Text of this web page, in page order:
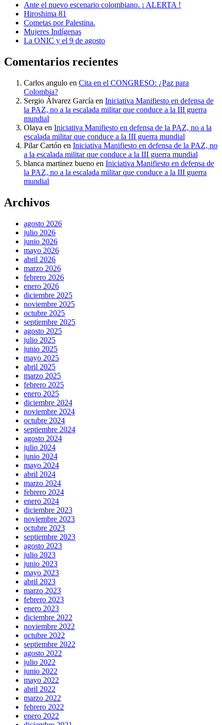
Ante el nuevo escenario colombiano. ¡ ALERTA !
Hiroshima 81
Cometas por Palestina.
Mujeres Indígenas
La ONIC y el 9 de agosto
Comentarios recientes
Carlos angulo en Cita en el CONGRESO: ¿Paz para
Colombia?
Sergio Álvarez García en Iniciativa Manifiesto en defensa de
la PAZ, no a la escalada militar que conduce a la III guerra
mundial
Olaya en Iniciativa Manifiesto en defensa de la PAZ, no a la
escalada militar que conduce a la III guerra mundial
Pilar Cartón en Iniciativa Manifiesto en defensa de la PAZ, no
a la escalada militar que conduce a la III guerra mundial
blanca martinez bueno en Iniciativa Manifiesto en defensa de
la PAZ, no a la escalada militar que conduce a la III guerra
mundial
Archivos
agosto 2026
julio 2026
junio 2026
mayo 2026
abril 2026
marzo 2026
febrero 2026
enero 2026
diciembre 2025
noviembre 2025
octubre 2025
septiembre 2025
agosto 2025
julio 2025
junio 2025
mayo 2025
abril 2025
marzo 2025
febrero 2025
enero 2025
diciembre 2024
noviembre 2024
octubre 2024
septiembre 2024
agosto 2024
julio 2024
junio 2024
mayo 2024
abril 2024
marzo 2024
febrero 2024
enero 2024
diciembre 2023
noviembre 2023
octubre 2023
septiembre 2023
agosto 2023
julio 2023
junio 2023
mayo 2023
abril 2023
marzo 2023
febrero 2023
enero 2023
diciembre 2022
noviembre 2022
octubre 2022
septiembre 2022
agosto 2022
julio 2022
junio 2022
mayo 2022
abril 2022
marzo 2022
febrero 2022
enero 2022